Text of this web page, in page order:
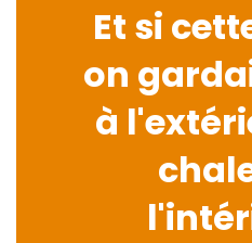
Et si
on
à